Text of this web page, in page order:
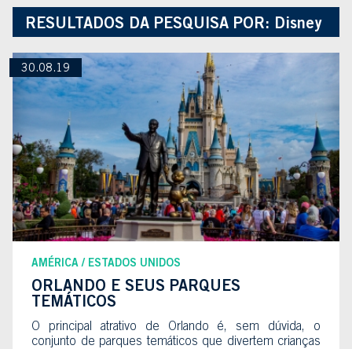
RESULTADOS DA PESQUISA POR: Disney
30.08.19
AMÉRICA ESTADOS UNIDOS
ORLANDO E SEUS PARQUES
TEMÁTICOS
O principal atrativo de Orlando é, sem dúvida, o
conjunto de parques temáticos que divertem crianças